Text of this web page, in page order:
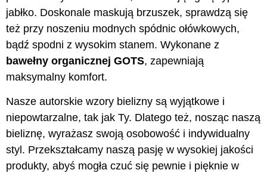
jabłko. Doskonale maskują brzuszek, sprawdzą się
też przy noszeniu modnych spódnic ołówkowych,
bądź spodni z wysokim stanem. Wykonane z
bawełny organicznej GOTS, zapewniają
maksymalny komfort.
Nasze autorskie wzory bielizny są wyjątkowe i
niepowtarzalne, tak jak Ty. Dlatego też, nosząc naszą
bieliznę, wyrażasz swoją osobowość i indywidualny
styl. Przekształcamy naszą pasję w wysokiej jakości
produkty, abyś mogła czuć się pewnie i pięknie w